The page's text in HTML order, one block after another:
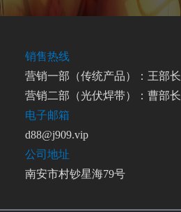
销售热线
营销一部（传统产品）：王部长
营销二部（光伏焊带）：曹部长
电子邮箱
d88@j909.vip
公司地址
南安市村钞星海79号